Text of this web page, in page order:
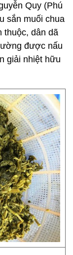
Quy (Phú
sắn muối chua
thuộc, dân dã
được nấu
giải nhiệt hữu